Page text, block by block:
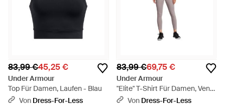
83,99 €45,25 €
Under Armour
Top Für Damen, Laufen - Blau
Von Dress-For-Less
83,99 €69,75 €
Under Armour
"Elite" T-Shirt Für Damen, Ventil,
Training, Lose Passform -
Von Dress-For-Less